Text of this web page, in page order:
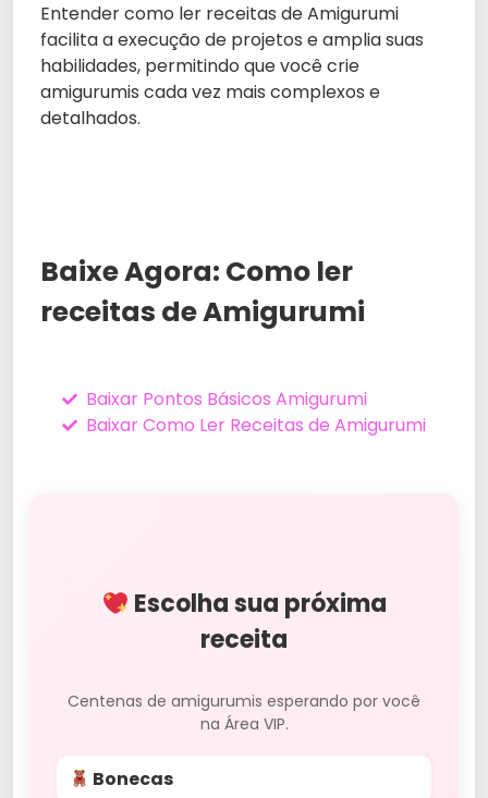
Entender como ler receitas de Amigurumi
facilita a execução de projetos e amplia suas
habilidades, permitindo que você crie
amigurumis cada vez mais complexos e
detalhados.
Baixe Agora: Como ler
receitas de Amigurumi
Baixar Pontos Básicos Amigurumi
Baixar Como Ler Receitas de Amigurumi
Escolha sua próxima
receita
Centenas de amigurumis esperando por você
na Área VIP.
Bonecas